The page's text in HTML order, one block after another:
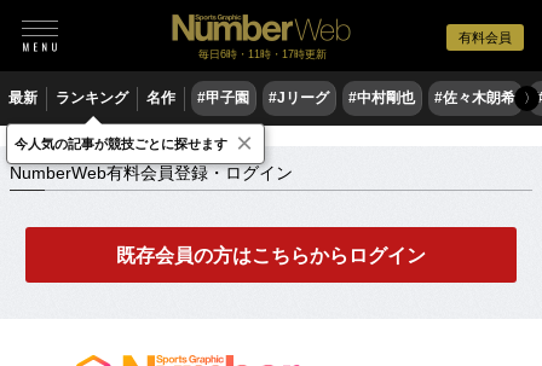
有料会員
毎日6時・11時・17時更新
最新 ランキング 名作 #甲子園 #Jリーグ #中村剛也 #佐々木朗希 〉
NumberWeb有料会員登録・ログイン
NumberWeb有料会員登録・ログイン
既存会員の方はこちらからログイン
今人気の記事が競技ごとに探せます ×